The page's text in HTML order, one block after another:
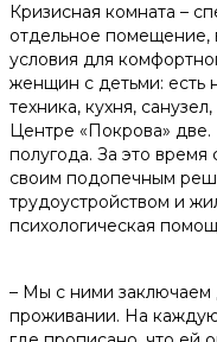
Кризисная комната –
отдельное
условия для
женщин с детьми: есть
техника, кухня,
Центре «Покрова»
полугода. За это
своим подопечным
трудоустройством и
психологическая
– Мы с ними заключаем
проживании. На